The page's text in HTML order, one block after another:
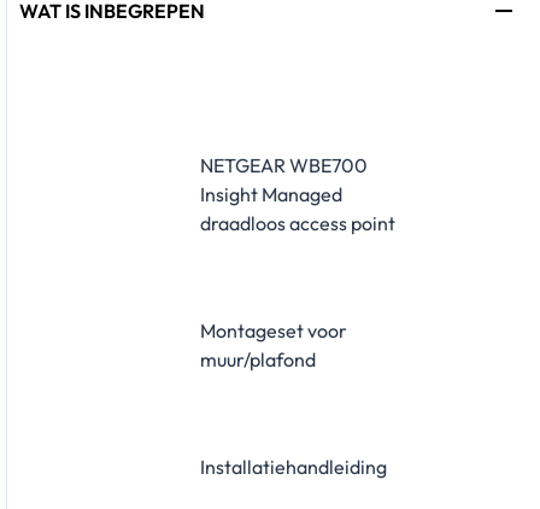
WAT IS INBEGREPEN
NETGEAR WBE700
Insight Managed
draadloos access point
Montageset voor
muur/plafond
Installatiehandleiding